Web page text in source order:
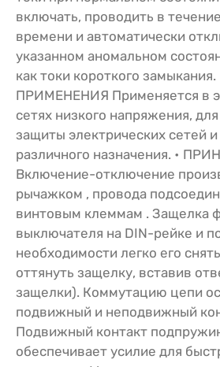
включать, проводить в
времени и автоматически
указанном аномальном
как токи короткого
ПРИМЕНЕНИЯ Применяется в
сетях низкого напряжения,
защиты электрических сетей
различного назначения. •
Включение-отключение
рычажком , провода
винтовым клеммам . Защелка
выключателя на DIN-рейке и
необходимости легко его
оттянуть защелку, вставив
защелки). Коммутацию цепи
подвижный и неподвижный
Подвижный контакт
обеспечивает усилие для